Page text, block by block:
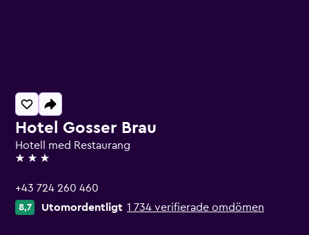
Hotel Gosser Brau
Hotell med Restaurang
3 stjärnor
+43 724 260 460
8,7 Utomordentligt 1 734 verifierade omdömen